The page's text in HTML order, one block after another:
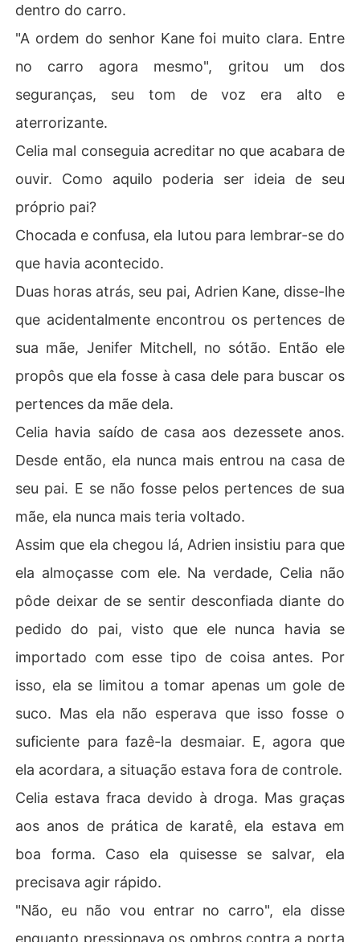
dentro do carro.
"A ordem do senhor Kane foi muito clara. Entre
no carro agora mesmo", gritou um dos
seguranças, seu tom de voz era alto e
aterrorizante.
Celia mal conseguia acreditar no que acabara de
ouvir. Como aquilo poderia ser ideia de seu
próprio pai?
Chocada e confusa, ela lutou para lembrar-se do
que havia acontecido.
Duas horas atrás, seu pai, Adrien Kane, disse-lhe
que acidentalmente encontrou os pertences de
sua mãe, Jenifer Mitchell, no sótão. Então ele
propôs que ela fosse à casa dele para buscar os
pertences da mãe dela.
Celia havia saído de casa aos dezessete anos.
Desde então, ela nunca mais entrou na casa de
seu pai. E se não fosse pelos pertences de sua
mãe, ela nunca mais teria voltado.
Assim que ela chegou lá, Adrien insistiu para que
ela almoçasse com ele. Na verdade, Celia não
pôde deixar de se sentir desconfiada diante do
pedido do pai, visto que ele nunca havia se
importado com esse tipo de coisa antes. Por
isso, ela se limitou a tomar apenas um gole de
suco. Mas ela não esperava que isso fosse o
suficiente para fazê-la desmaiar. E, agora que
ela acordara, a situação estava fora de controle.
Celia estava fraca devido à droga. Mas graças
aos anos de prática de karatê, ela estava em
boa forma. Caso ela quisesse se salvar, ela
precisava agir rápido.
"Não, eu não vou entrar no carro", ela disse
enquanto pressionava os ombros contra a porta